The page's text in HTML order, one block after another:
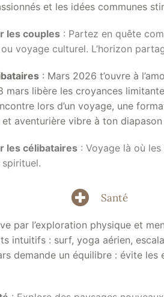
et les idées communes
les couples : Partez en quête
voyage culturel. L’horizon
: Mars 2026 t’ouvre à
mars libère les croyances
lors d’un voyage, une
et aventurière vibre à ton
les célibataires : Voyage là où les
Santé
par l’exploration physique et
intuitifs : surf, yoga aérien,
demande un équilibre : évite